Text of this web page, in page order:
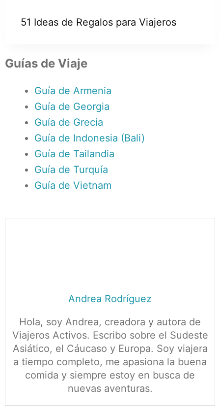
51 Ideas de Regalos para Viajeros
Guías de Viaje
Guía de Armenia
Guía de Georgia
Guía de Grecia
Guía de Indonesia (Bali)
Guía de Tailandia
Guía de Turquía
Guía de Vietnam
Andrea Rodríguez
Hola, soy Andrea, creadora y autora de
Viajeros Activos. Escribo sobre el Sudeste
Asiático, el Cáucaso y Europa. Soy viajera
a tiempo completo, me apasiona la buena
comida y siempre estoy en busca de
nuevas aventuras.